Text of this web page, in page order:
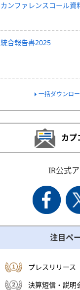
カンファレンスコール資
統合報告書2025
一括ダウンロ
カプ
IR公式
注目ペ
プレスリリース
決算短信・説明